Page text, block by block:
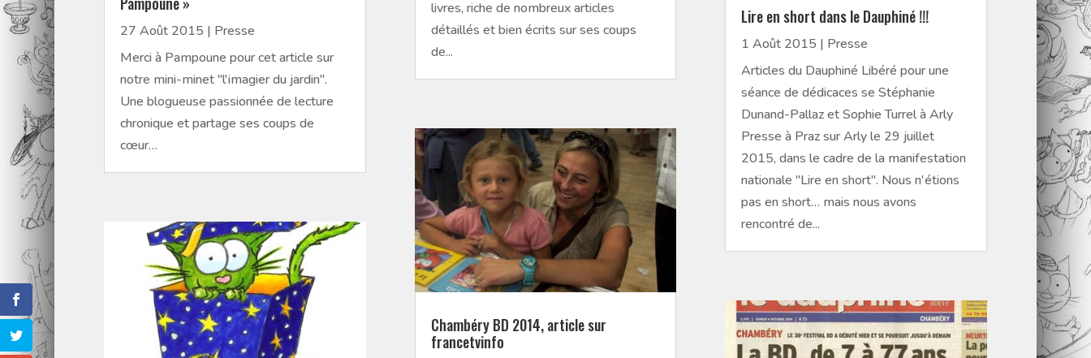
27 Août 2015 | Presse
Merci à Pampoune pour cet article sur
notre mini-minet "l'imagier du jardin".
Une blogueuse passionnée de lecture
chronique et partage ses coups de
cœur…
livres, riche de nombreux articles
détaillés et bien écrits sur ses coups
de...
Chambéry BD 2014, article sur
francetvinfo
Lire en short dans le Dauphiné !!!
1 Août 2015 | Presse
Articles du Dauphiné Libéré pour une
séance de dédicaces se Stéphanie
Dunand-Pallaz et Sophie Turrel à Arly
Presse à Praz sur Arly le 29 juillet
2015, dans le cadre de la manifestation
nationale "Lire en short". Nous n'étions
pas en short… mais nous avons
rencontré de...